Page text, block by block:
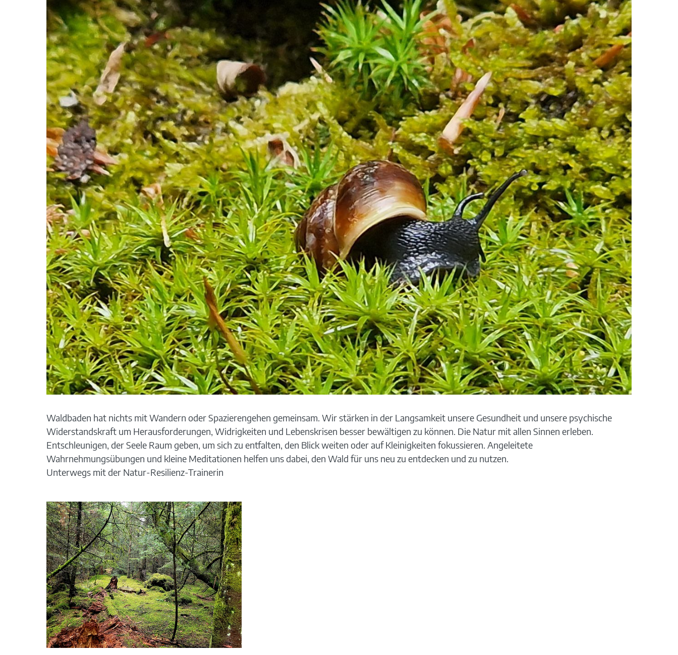
Waldbaden hat nichts mit Wandern oder Spazierengehen gemeinsam. Wir stärken in der Langsamkeit unsere Gesundheit und unsere psychische
Widerstandskraft um Herausforderungen, Widrigkeiten und Lebenskrisen besser bewältigen zu können. Die Natur mit allen Sinnen erleben.
Entschleunigen, der Seele Raum geben, um sich zu entfalten, den Blick weiten oder auf Kleinigkeiten fokussieren. Angeleitete
Wahrnehmungsübungen und kleine Meditationen helfen uns dabei, den Wald für uns neu zu entdecken und zu nutzen.
Unterwegs mit der Natur-Resilienz-Trainerin